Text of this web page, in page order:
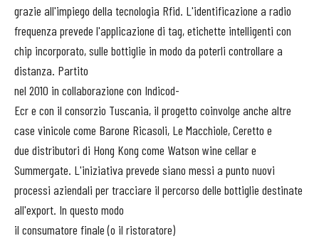
grazie all'impiego della tecnologia Rfid. L'identificazione a radio
frequenza prevede l'applicazione di tag, etichette intelligenti con
chip incorporato, sulle bottiglie in modo da poterli controllare a
distanza. Partito
nel 2010 in collaborazione con Indicod-
Ecr e con il consorzio Tuscania, il progetto coinvolge anche altre
case vinicole come Barone Ricasoli, Le Macchiole, Ceretto e
due distributori di Hong Kong come Watson wine cellar e
Summergate. L'iniziativa prevede siano messi a punto nuovi
processi aziendali per tracciare il percorso delle bottiglie destinate
all'export. In questo modo
il consumatore finale (o il ristoratore)